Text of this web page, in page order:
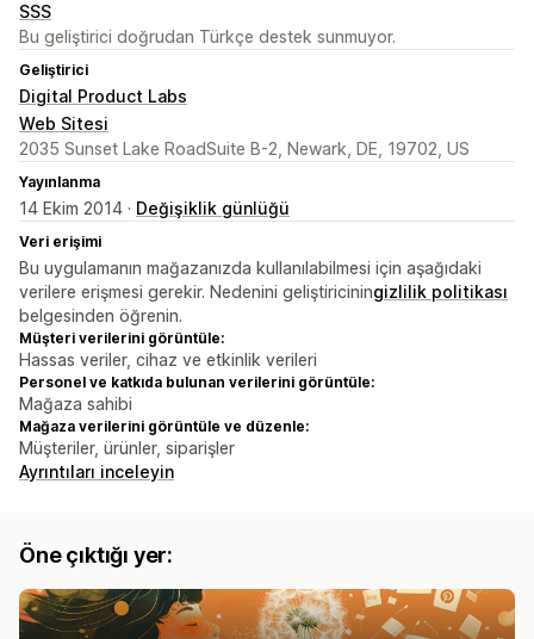
SSS
Bu geliştirici doğrudan Türkçe destek sunmuyor.
Geliştirici
Digital Product Labs
Web Sitesi
2035 Sunset Lake RoadSuite B-2, Newark, DE, 19702, US
Yayınlanma
14 Ekim 2014 · Değişiklik günlüğü
Veri erişimi
Bu uygulamanın mağazanızda kullanılabilmesi için aşağıdaki
verilere erişmesi gerekir. Nedenini geliştiriciningizlilik politikası
belgesinden öğrenin.
Müşteri verilerini görüntüle:
Hassas veriler, cihaz ve etkinlik verileri
Personel ve katkıda bulunan verilerini görüntüle:
Mağaza sahibi
Mağaza verilerini görüntüle ve düzenle:
Müşteriler, ürünler, siparişler
Ayrıntıları inceleyin
Öne çıktığı yer: